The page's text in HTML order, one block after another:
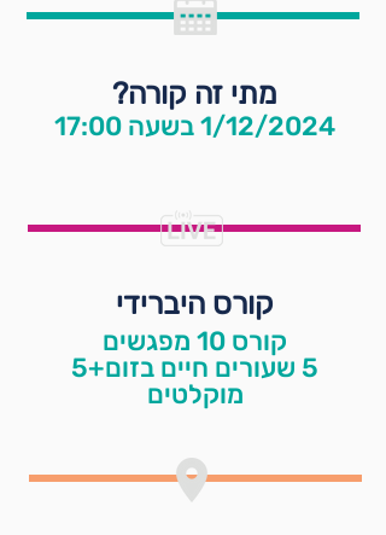
מתי זה קורה?
1/12/2024 בשעה 17:00
קורס היברידי
קורס 10 מפגשים
5 שעורים חיים בזום+5
מוקלטים